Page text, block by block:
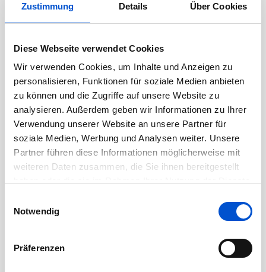
Zustimmung Details Über Cookies
Diese Webseite verwendet Cookies
Wir verwenden Cookies, um Inhalte und Anzeigen zu
personalisieren, Funktionen für soziale Medien anbieten
zu können und die Zugriffe auf unsere Website zu
analysieren. Außerdem geben wir Informationen zu Ihrer
Verwendung unserer Website an unsere Partner für
soziale Medien, Werbung und Analysen weiter. Unsere
Partner führen diese Informationen möglicherweise mit
weiteren Daten zusammen, die Sie ihnen bereitgestellt
Notwendig
Präferenzen
Du organisierst und begleitest Recruiting-
Außerdem übernimmst administrative
Tätigkeiten im Tagesgeschäft (z. B.
Auswertungen, Recherchen,
Datenaufbereitung)
Du arbeitest bei HR-Themen wie
Beschäftigungsbedingungen und
Personalprozessen mit und erhältst Einblicke
in rechtliche Rahmenbedingungen
Direkter Kontakt zu Bewerber:innen und